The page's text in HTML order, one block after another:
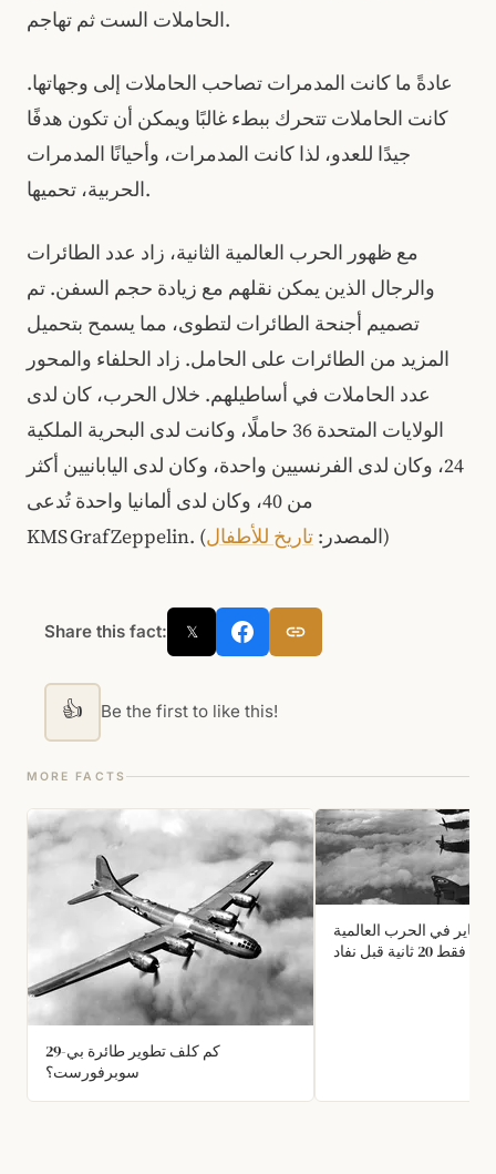
الحاملات الست ثم تهاجم.
عادةً ما كانت المدمرات تصاحب الحاملات إلى وجهاتها.
كانت الحاملات تتحرك ببطء غالبًا ويمكن أن تكون هدفًا
جيدًا للعدو، لذا كانت المدمرات، وأحيانًا المدمرات
الحربية، تحميها.
مع ظهور الحرب العالمية الثانية، زاد عدد الطائرات
والرجال الذين يمكن نقلهم مع زيادة حجم السفن. تم
تصميم أجنحة الطائرات لتطوى، مما يسمح بتحميل
المزيد من الطائرات على الحامل. زاد الحلفاء والمحور
عدد الحاملات في أساطيلهم. خلال الحرب، كان لدى
الولايات المتحدة 36 حاملًا، وكانت لدى البحرية الملكية
24، وكان لدى الفرنسيين واحدة، وكان لدى اليابانيين أكثر
من 40، وكان لدى ألمانيا واحدة تُدعى
KMS Graf Zeppelin. (المصدر: تاريخ للأطفال )
Share this fact: 𝕏
👍 Be the first to like this!
MORE FACTS
كم كلف تطوير طائرة بي-29
سوبرفورست؟
في الحرب العالمية
الثانية كان لديها فقط 20 ثانية قبل نفاد